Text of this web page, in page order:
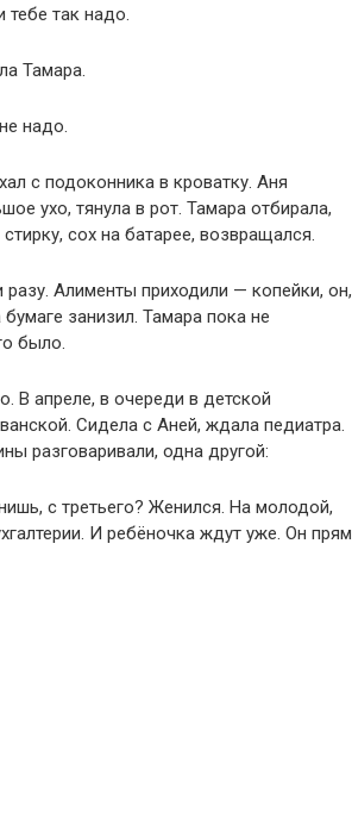
тебе так надо.
Тамара.
надо.
с подоконника в кроватку. Аня
ухо, тянула в рот. Тамара отбирала,
сох на батарее, возвращался.
разу. Алименты приходили — копейки, он,
бумаге занизил. Тамара пока не
было.
В апреле, в очереди в детской
Сидела с Аней, ждала педиатра.
разговаривали, одна другой:
с третьего? Женился. На молодой,
И ребёночка ждут уже. Он прям